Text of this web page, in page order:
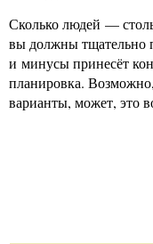
Сколько людей —
вы должны тщательно
и минусы принесёт
планировка.
варианты, может, это